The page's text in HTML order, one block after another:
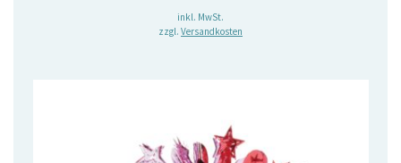
inkl. MwSt.
zzgl. Versandkosten